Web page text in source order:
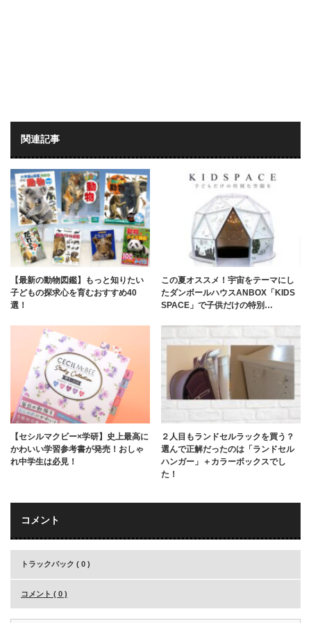
関連記事
【最新の動物図鑑】もっと知りたい
子どもの探求心を育むおすすめ40
選！
この夏オススメ！宇宙をテーマにし
たダンボールハウスANBOX「KIDS
SPACE」で子供だけの特別…
【セシルマクビー×学研】史上最高に
かわいい学習参考書が発売！おしゃ
れ中学生は必見！
２人目もランドセルラックを買う？
選んで正解だったのは「ランドセル
ハンガー」＋カラーボックスでし
た！
コメント
トラックバック ( 0 )
コメント ( 0 )